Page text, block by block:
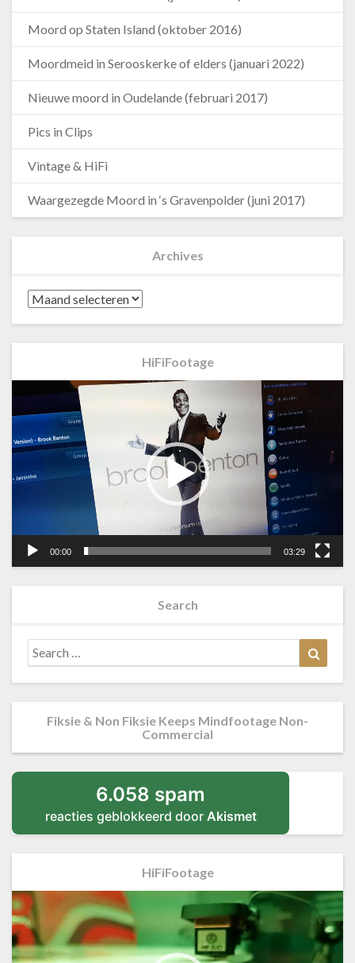
Moord op Staten Island (oktober 2016)
Moordmeid in Serooskerke of elders (januari 2022)
Nieuwe moord in Oudelande (februari 2017)
Pics in Clips
Vintage & HiFi
Waargezegde Moord in ‘s Gravenpolder (juni 2017)
Archives
HiFiFootage
Videospeler
00:00 03:29
Search
Search
for:
Fiksie & Non Fiksie Keeps Mindfootage Non-
Commercial
6.058 spam
reacties geblokkeerd door Akismet
HiFiFootage
Videospeler